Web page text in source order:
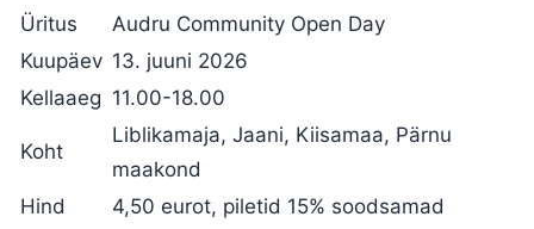
Üritus
Audru Community Open Day
Kuupäev 13. juuni 2026
Kellaaeg 11.00-18.00
Koht
Liblikamaja, Jaani, Kiisamaa, Pärnu
maakond
Hind
4,50 eurot, piletid 15% soodsamad